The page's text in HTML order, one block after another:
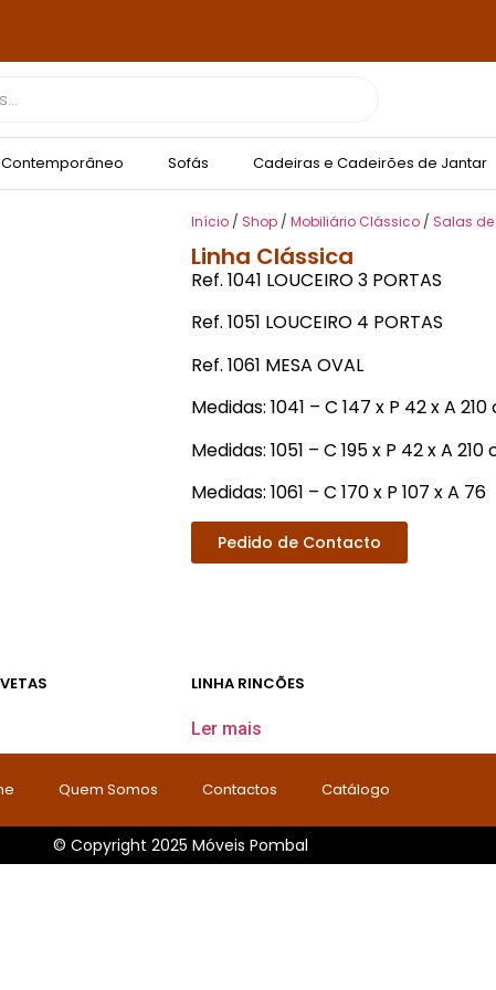
Sofás Cadeiras e Cadeirões de Jantar
Início / Shop / Mobiliário Clássico / Salas
Linha Clássica
Ref. 1041 LOUCEIRO 3 PORTAS
Ref. 1051 LOUCEIRO 4 PORTAS
Ref. 1061 MESA OVAL
Medidas: 1041 – C 147 x P 42 x A
Medidas: 1051 – C 195 x P 42 x A 210
Medidas: 1061 – C 170 x P 107 x A 76
Pedido de Contacto
LINHA RINCÕES
Ler mais
Quem Somos Contactos Catálogo
© Copyright 2025 Móveis Pombal